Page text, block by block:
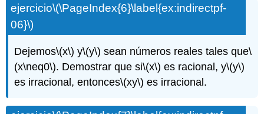
ejercicio\(\PageIndex{6}\label{ex:indirectpf-
06}\)
Dejemos\(x\) y\(y\) sean números reales tales que\
(x\neq0\). Demostrar que si\(x\) es racional, y\(y\)
es irracional, entonces\(xy\) es irracional.